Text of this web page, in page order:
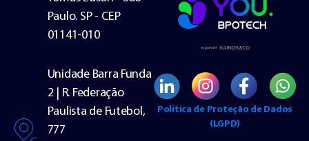
Paulo. SP - CEP
01141-010
Unidade Barra Funda
2 | R. Federação
Paulista de Futebol,
777
Política de Proteção de Dados
(LGPD)